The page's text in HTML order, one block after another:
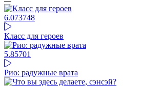
6.073748
Класс для героев
5.85701
Рио: радужные врата